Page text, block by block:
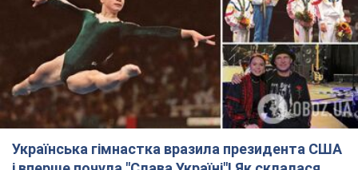
і вперше почула "Слава Україні"! Як склалася
доля Подкопаєвої, яка 30 років тому виграла
"золото" Олімпіади
У фанатів донеччанки зберігся великий шматок килимового
покриття з надписом "Атланта-1996"
8.08.2026 18:30 39,4 т.
На Прикарпатті після аномальної
спеки пройшла потужна злива: